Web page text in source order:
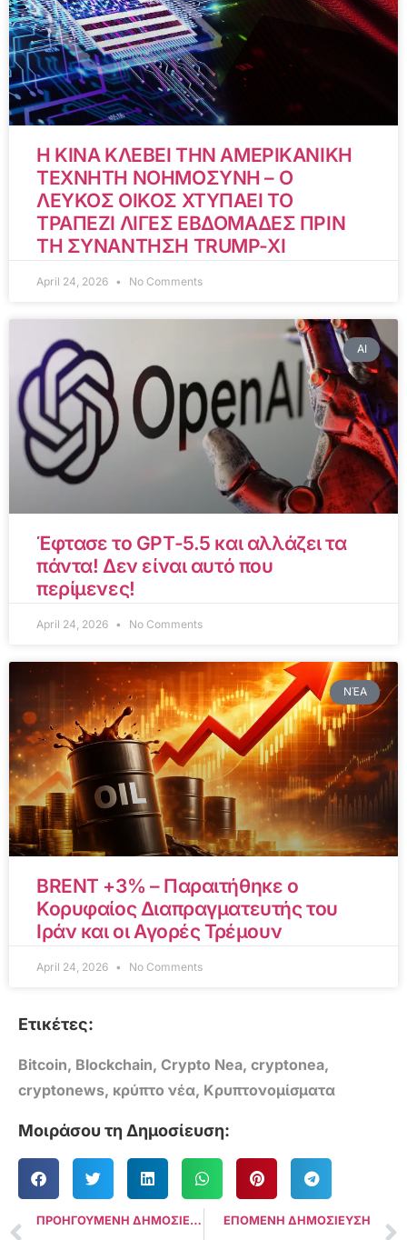
Η ΚΙΝΑ ΚΛΕΒΕΙ ΤΗΝ ΑΜΕΡΙΚΑΝΙΚΗ
ΤΕΧΝΗΤΗ ΝΟΗΜΟΣΥΝΗ – Ο
ΛΕΥΚΟΣ ΟΙΚΟΣ ΧΤΥΠΑΕΙ ΤΟ
ΤΡΑΠΕΖΙ ΛΙΓΕΣ ΕΒΔΟΜΑΔΕΣ ΠΡΙΝ
ΤΗ ΣΥΝΑΝΤΗΣΗ TRUMP-XI
April 24, 2026 No Comments
AI
Έφτασε το GPT-5.5 και αλλάζει τα
πάντα! Δεν είναι αυτό που
περίμενες!
April 24, 2026 No Comments
ΝΈΑ
BRENT +3% – Παραιτήθηκε ο
Κορυφαίος Διαπραγματευτής του
Ιράν και οι Αγορές Τρέμουν
April 24, 2026 No Comments
Ετικέτες:
Bitcoin, Blockchain, Crypto Nea, cryptonea,
cryptonews, κρύπτο νέα, Κρυπτονομίσματα
Μοιράσου τη Δημοσίευση:
ΠΡΟΗΓΟΥΜΕΝΗ ΔΗΜΟΣΙΕΥΣΗ ΕΠΟΜΕΝΗ ΔΗΜΟΣΙΕΥΣΗ